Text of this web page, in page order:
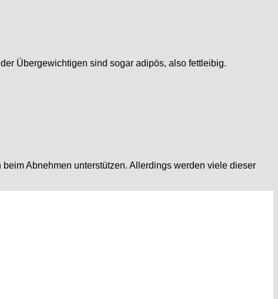
Übergewichtigen sind sogar adipös, also fettleibig.
Abnehmen unterstützen. Allerdings werden viele dieser